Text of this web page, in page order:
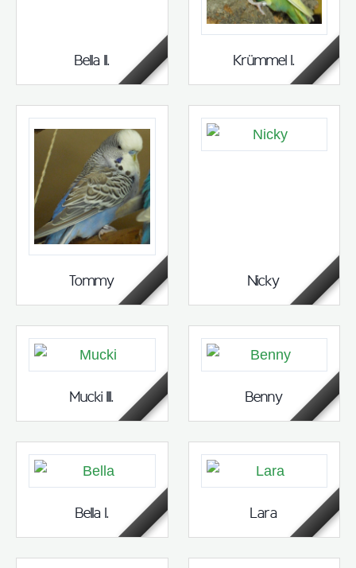
Bella II. Krümmel I.
Tommy Nicky
Mucki III. Benny
Bella I. Lara